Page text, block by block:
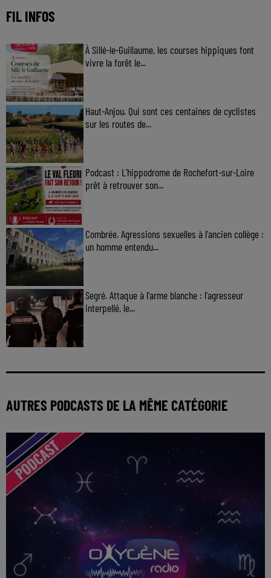
FIL INFOS
À Sillé-le-Guillaume, les courses hippiques font
vivre la forêt le...
Haut-Anjou. Qui sont ces centaines de cyclistes
sur les routes de...
Podcast : L’hippodrome de Rochefort-sur-Loire
prêt à retrouver son...
Combrée. Agressions sexuelles à l'ancien collège :
un homme entendu...
Segré. Attaque à l'arme blanche : l'agresseur
interpellé, le...
AUTRES PODCASTS DE LA MÊME CATÉGORIE